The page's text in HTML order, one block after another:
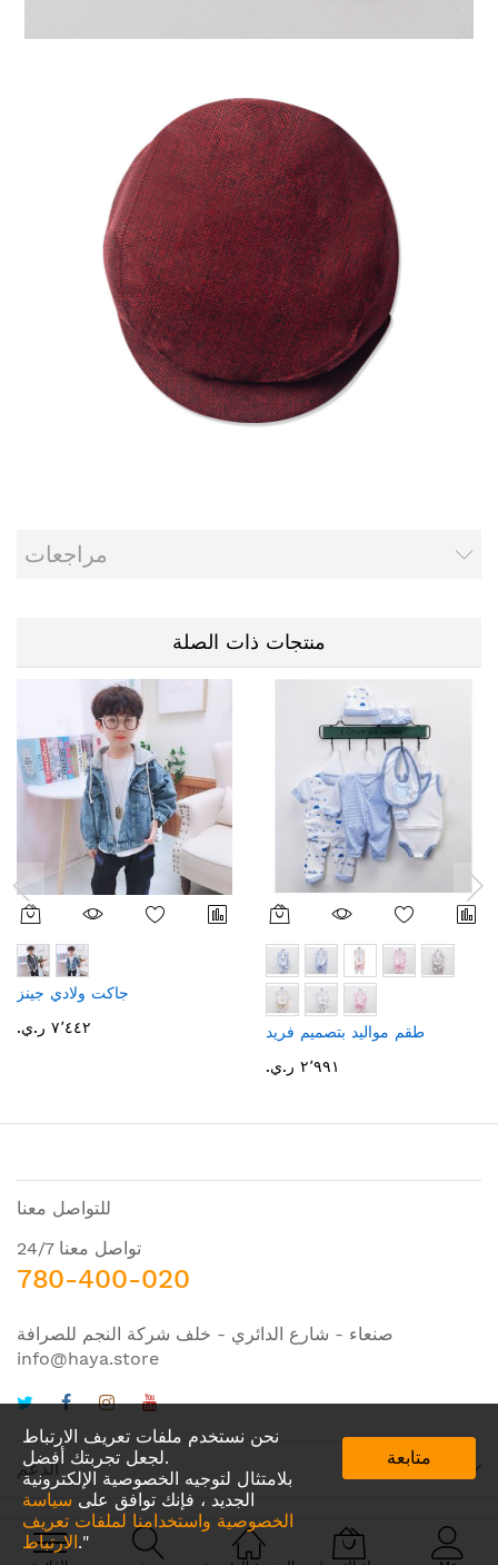
نحن نستخدم ملفات تعريف الارتباط
لجعل تجربتك أفضل.
بلامتثال لتوجيه الخصوصية الإلكترونية
الجديد ، فإنك توافق على سياسة
الخصوصية واستخدامنا لملفات تعريف
الارتباط."
متابعة
مراجعات
منتجات ذات الصلة
جاكت ولادي جينز
٧٬٤٤٢ ر.ي.‏
طقم مواليد بتصميم فريد
٢٬٩٩١ ر.ي.‏
للتواصل معنا
تواصل معنا 24/7
780-400-020
صنعاء - شارع الدائري - خلف شركة النجم للصرافة
info@haya.store
الدعم
© 2024 Amazing IDEA. All Rights Reserved